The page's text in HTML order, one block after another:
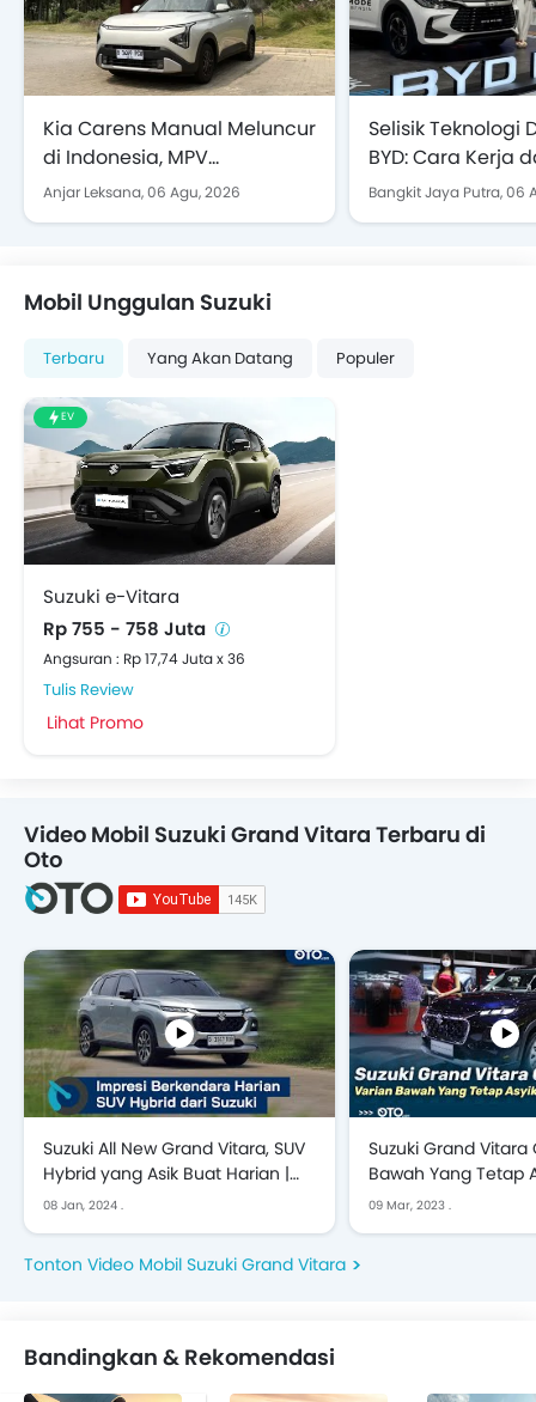
Kia Carens Manual Meluncur
di Indonesia, MPV
Terjangkau Ini Bidik
Anjar Leksana,06 Agu, 2026
Selisik Teknologi
BYD: Cara Kerja
Bisa Efisien juga
Bangkit Jaya Putra,06
Mobil Unggulan Suzuki
Terbaru Yang Akan Datang Populer
EV
Suzuki e-Vitara
Rp 755 - 758 Juta
Angsuran : Rp 17,74 Juta x 36
Tulis Review
Lihat Promo
Video Mobil Suzuki Grand Vitara Terbaru di
Oto
Suzuki All New Grand Vitara, SUV
Hybrid yang Asik Buat Harian |
Roadtest
08 Jan, 2024 .
Suzuki Grand Vitara
Bawah Yang Tetap
Dipilih | First
09 Mar, 2023 .
Tonton Video Mobil Suzuki Grand Vitara
Bandingkan & Rekomendasi